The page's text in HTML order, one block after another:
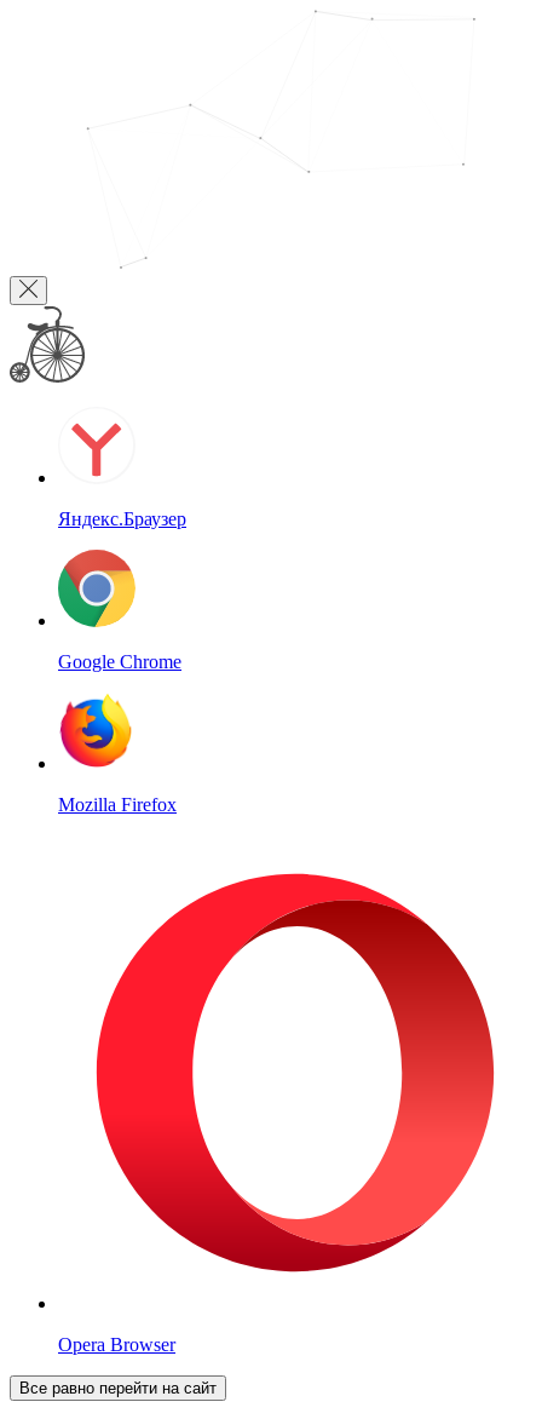
Яндекс.Браузер
Google Chrome
Mozilla Firefox
Opera Browser
Все равно перейти на сайт